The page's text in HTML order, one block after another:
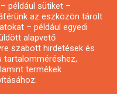
hírlevél
például sütiket –
az eszközön tárolt
– például egyedi
alapvető
szabott hirdetések és
tartalomméréshez,
termékek